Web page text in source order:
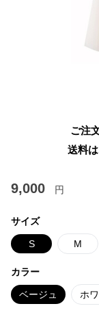
ご注
送料
9,000 円
サイズ
S M
カラー
ベージュ ホ